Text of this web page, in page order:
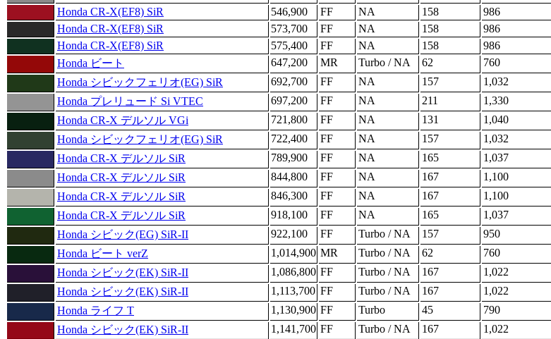
Honda CR-X(EF8) SiR
546,900 FF NA 158 986
Honda CR-X(EF8) SiR
573,700 FF NA 158 986
Honda CR-X(EF8) SiR
575,400 FF NA 158 986
Honda ビート
647,200 MR Turbo / NA 62 760
Honda シビックフェリオ(EG) SiR
692,700 FF NA 157 1,032
Honda プレリュード Si VTEC
697,200 FF NA 211 1,330
Honda CR-X デルソル VGi
721,800 FF NA 131 1,040
Honda シビックフェリオ(EG) SiR
722,400 FF NA 157 1,032
Honda CR-X デルソル SiR
789,900 FF NA 165 1,037
Honda CR-X デルソル SiR
844,800 FF NA 167 1,100
Honda CR-X デルソル SiR
846,300 FF NA 167 1,100
Honda CR-X デルソル SiR
918,100 FF NA 165 1,037
Honda シビック(EG) SiR-II
922,100 FF Turbo / NA 157 950
Honda ビート verZ
1,014,900 MR Turbo / NA 62 760
Honda シビック(EK) SiR-II
1,086,800 FF Turbo / NA 167 1,022
Honda シビック(EK) SiR-II
1,113,700 FF Turbo / NA 167 1,022
Honda ライフ T
1,130,900 FF Turbo 45 790
Honda シビック(EK) SiR-II
1,141,700 FF Turbo / NA 167 1,022